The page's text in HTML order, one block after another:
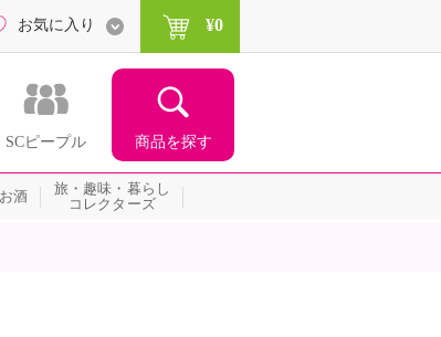
SCピープル 商品を探す
お気に入り ¥0
酒
旅・趣味・暮らし
コレクターズ